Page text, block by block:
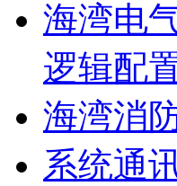
海湾电
逻辑配
海湾消
系统通